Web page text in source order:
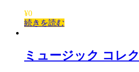
¥0
続きを読む
ミュージック コレ